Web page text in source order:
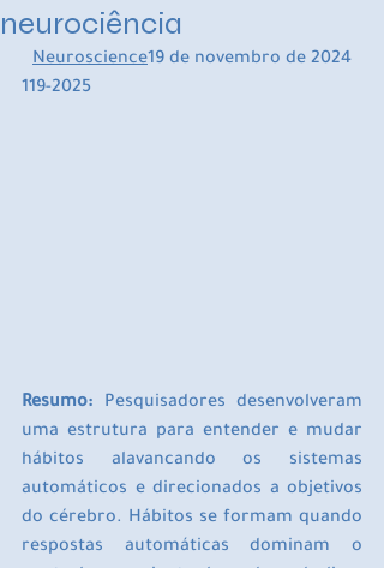
neurociência
Neuroscience19 de novembro de 2024
119-2025
Resumo: Pesquisadores desenvolveram
uma estrutura para entender e mudar
hábitos alavancando os sistemas
automáticos e direcionados a objetivos
do cérebro. Hábitos se formam quando
respostas automáticas dominam o